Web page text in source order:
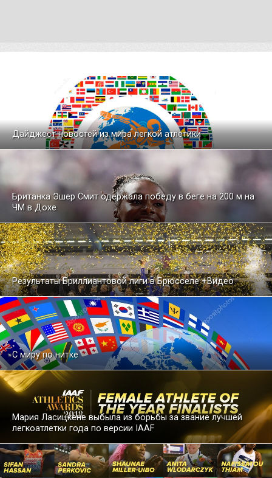
Дайджест новостей из мира легкой атлетики
Британка Эшер Смит одержала победу в беге на 200 м на
ЧМ в Дохе
Результаты Бриллиантовой лиги в Брюсселе +Видео
С миру по нитке
Мария Ласицкене выбыла из борьбы за звание лучшей
легкоатлетки года по версии IAAF